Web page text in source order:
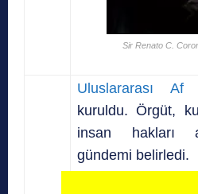
Sir Renato C.
Uluslararası Af
kuruldu. Örgüt,
insan hakları
gündemi belirledi.